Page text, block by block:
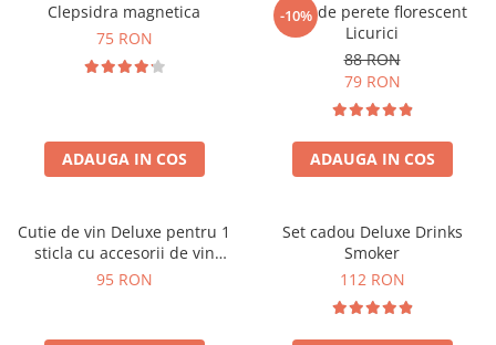
Clepsidra magnetica
75 RON
ADAUGA IN COS
-10%
Ceas de perete florescent
Licurici
88 RON
79 RON
ADAUGA IN COS
Cutie de vin Deluxe pentru 1
sticla cu accesorii de vin
incluse interior oranj
95 RON
Set cadou Deluxe Drinks
Smoker
112 RON